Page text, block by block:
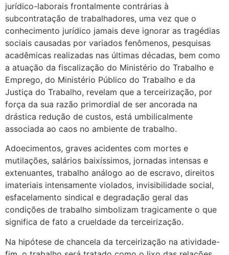
jurídico-laborais frontalmente contrárias à
subcontratação de trabalhadores, uma vez que o
conhecimento jurídico jamais deve ignorar as tragédias
sociais causadas por variados fenômenos, pesquisas
acadêmicas realizadas nas últimas décadas, bem como
a atuação da fiscalização do Ministério do Trabalho e
Emprego, do Ministério Público do Trabalho e da
Justiça do Trabalho, revelam que a terceirização, por
força da sua razão primordial de ser ancorada na
drástica redução de custos, está umbilicalmente
associada ao caos no ambiente de trabalho.
Adoecimentos, graves acidentes com mortes e
mutilações, salários baixíssimos, jornadas intensas e
extenuantes, trabalho análogo ao de escravo, direitos
imateriais intensamente violados, invisibilidade social,
esfacelamento sindical e degradação geral das
condições de trabalho simbolizam tragicamente o que
significa de fato a crueldade da terceirização.
Na hipótese de chancela da terceirização na atividade-